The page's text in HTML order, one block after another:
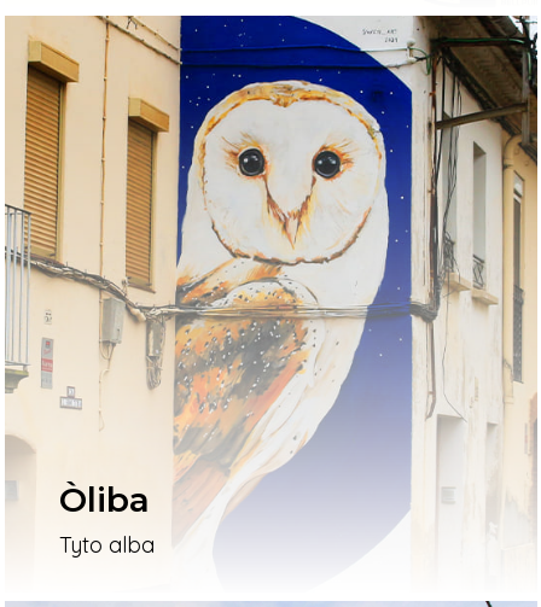
Òliba
Tyto alba